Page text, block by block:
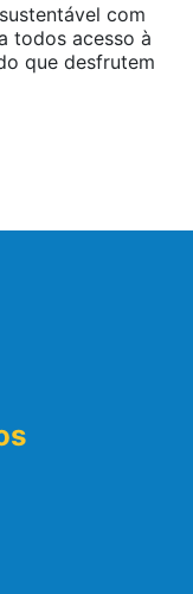
com
todos acesso à
que desfrutem